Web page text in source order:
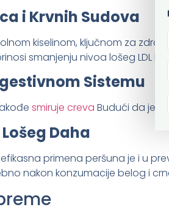
i Krvnih Sudova
kiselinom, ključnom za
smanjenju nivoa lošeg LDL
Sistemu
smiruje creva Budući da je
Daha
primena peršuna je i u
nakon konzumacije belog i